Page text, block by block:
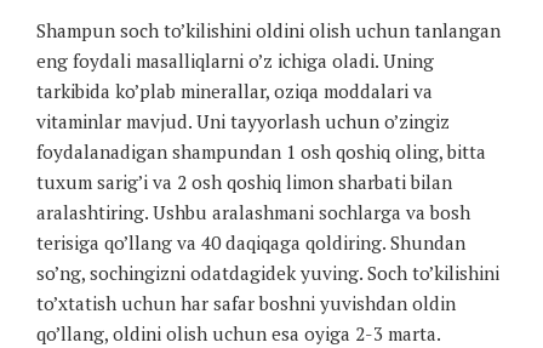
Shampun soch to’kilishini oldini olish uchun tanlangan
eng foydali masalliqlarni o’z ichiga oladi. Uning
tarkibida ko’plab minerallar, oziqa moddalari va
vitaminlar mavjud. Uni tayyorlash uchun o’zingiz
foydalanadigan shampundan 1 osh qoshiq oling, bitta
tuxum sarig’i va 2 osh qoshiq limon sharbati bilan
aralashtiring. Ushbu aralashmani sochlarga va bosh
terisiga qo’llang va 40 daqiqaga qoldiring. Shundan
so’ng, sochingizni odatdagidek yuving. Soch to’kilishini
to’xtatish uchun har safar boshni yuvishdan oldin
qo’llang, oldini olish uchun esa oyiga 2-3 marta.